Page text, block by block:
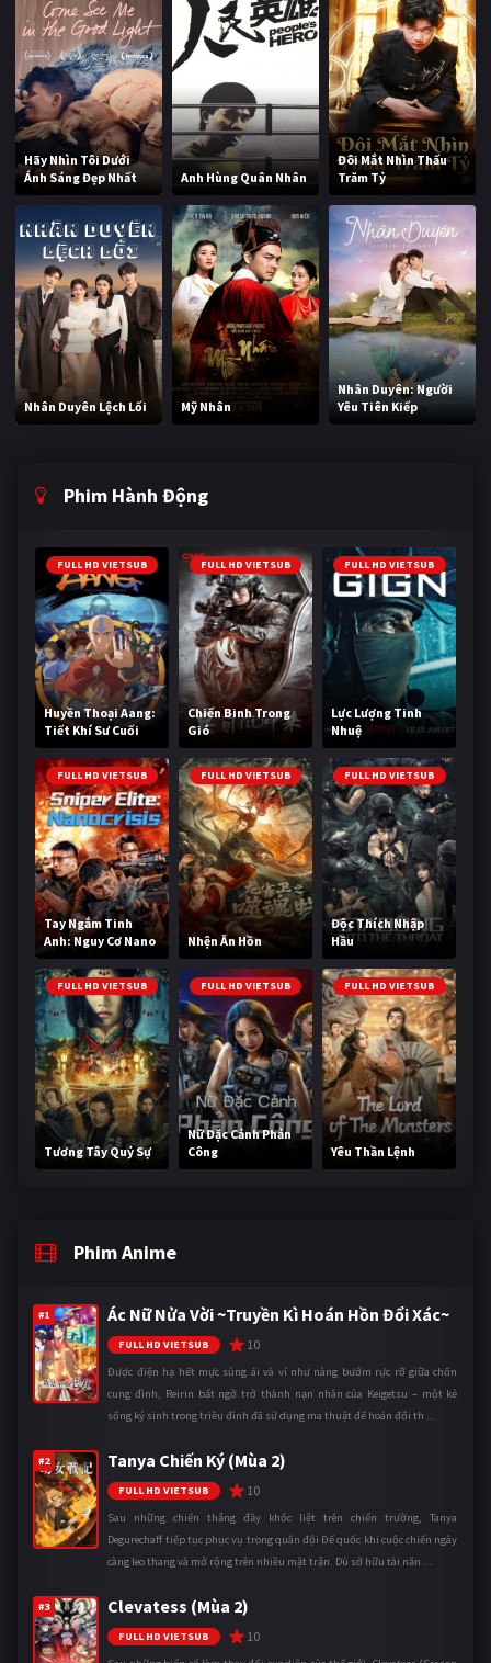
Hãy Nhìn Tôi Dưới
Ánh Sáng Đẹp Nhất
Anh Hùng Quân Nhân
Đôi Mắt Nhìn Thấu
Trăm Tỷ
Nhân Duyên Lệch Lối Mỹ Nhân
Nhân Duyên: Người
Yêu Tiên Kiếp
Phim Hành Động
FULL HD VIETSUB
Huyền Thoại Aang:
Tiết Khí Sư Cuối
Cùng
FULL HD VIETSUB
Chiến Binh Trong
Gió
FULL HD VIETSUB
Lực Lượng Tinh
Nhuệ
FULL HD VIETSUB
Tay Ngắm Tinh
Anh: Nguy Cơ Nano
FULL HD VIETSUB
Nhện Ăn Hồn
FULL HD VIETSUB
Độc Thích Nhập
Hầu
FULL HD VIETSUB
Tương Tây Quỷ Sự
FULL HD VIETSUB
Nữ Đặc Cảnh Phản
Công
FULL HD VIETSUB
Yêu Thần Lệnh
Phim Anime
#1 Ác Nữ Nửa Vời ~Truyền Kì Hoán Hồn Đổi Xác~
FULL HD VIETSUB 10
Được điện hạ hết mực sủng ái và ví như nàng bướm rực rỡ giữa chốn
cung đình, Reirin bất ngờ trở thành nạn nhân của Keigetsu – một kẻ
sống ký sinh trong triều đình đã sử dụng ma thuật để hoán đổi th ...
#2 Tanya Chiến Ký (Mùa 2)
FULL HD VIETSUB 10
Sau những chiến thắng đầy khốc liệt trên chiến trường, Tanya
Degurechaff tiếp tục phục vụ trong quân đội Đế quốc khi cuộc chiến ngày
càng leo thang và mở rộng trên nhiều mặt trận. Dù sở hữu tài năn ...
#3 Clevatess (Mùa 2)
FULL HD VIETSUB 10